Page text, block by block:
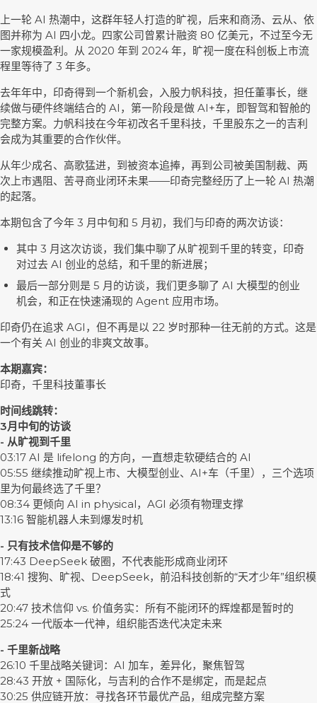
上一轮 AI 热潮中，这群年轻人打造的旷视，后来和商汤、云从、依
图并称为 AI 四小龙。四家公司曾累计融资 80 亿美元，不过至今无
一家规模盈利。从 2020 年到 2024 年，旷视一度在科创板上市流
程里等待了 3 年多。
去年年中，印奇得到一个新机会，入股力帆科技，担任董事长，继
续做与硬件终端结合的 AI，第一阶段是做 AI+车，即智驾和智舱的
完整方案。力帆科技在今年初改名千里科技，千里股东之一的吉利
会成为其重要的合作伙伴。
从年少成名、高歌猛进，到被资本追捧，再到公司被美国制裁、两
次上市遇阻、苦寻商业闭环未果——印奇完整经历了上一轮 AI 热潮
的起落。
本期包含了今年 3 月中旬和 5 月初，我们与印奇的两次访谈：
其中 3 月这次访谈，我们集中聊了从旷视到千里的转变，印奇
对过去 AI 创业的总结，和千里的新进展；
最后一部分则是 5 月的访谈，我们更多聊了 AI 大模型的创业
机会，和正在快速涌现的 Agent 应用市场。
印奇仍在追求 AGI，但不再是以 22 岁时那种一往无前的方式。这是
一个有关 AI 创业的非爽文故事。
本期嘉宾：
印奇，千里科技董事长
时间线跳转：
3月中旬的访谈
- 从旷视到千里
03:17 AI 是 lifelong 的方向，一直想走软硬结合的 AI
05:55 继续推动旷视上市、大模型创业、AI+车（千里），三个选项
里为何最终选了千里？
08:34 更倾向 AI in physical，AGI 必须有物理支撑
13:16 智能机器人未到爆发时机
- 只有技术信仰是不够的
17:43 DeepSeek 破圈，不代表能形成商业闭环
18:41 搜狗、旷视、DeepSeek，前沿科技创新的“天才少年”组织模
式
20:47 技术信仰 vs. 价值务实：所有不能闭环的辉煌都是暂时的
25:24 一代版本一代神，组织能否迭代决定未来
- 千里新战略
26:10 千里战略关键词：AI 加车，差异化，聚焦智驾
28:43 开放 + 国际化，与吉利的合作不是绑定，而是起点
30:25 供应链开放：寻找各环节最优产品，组成完整方案